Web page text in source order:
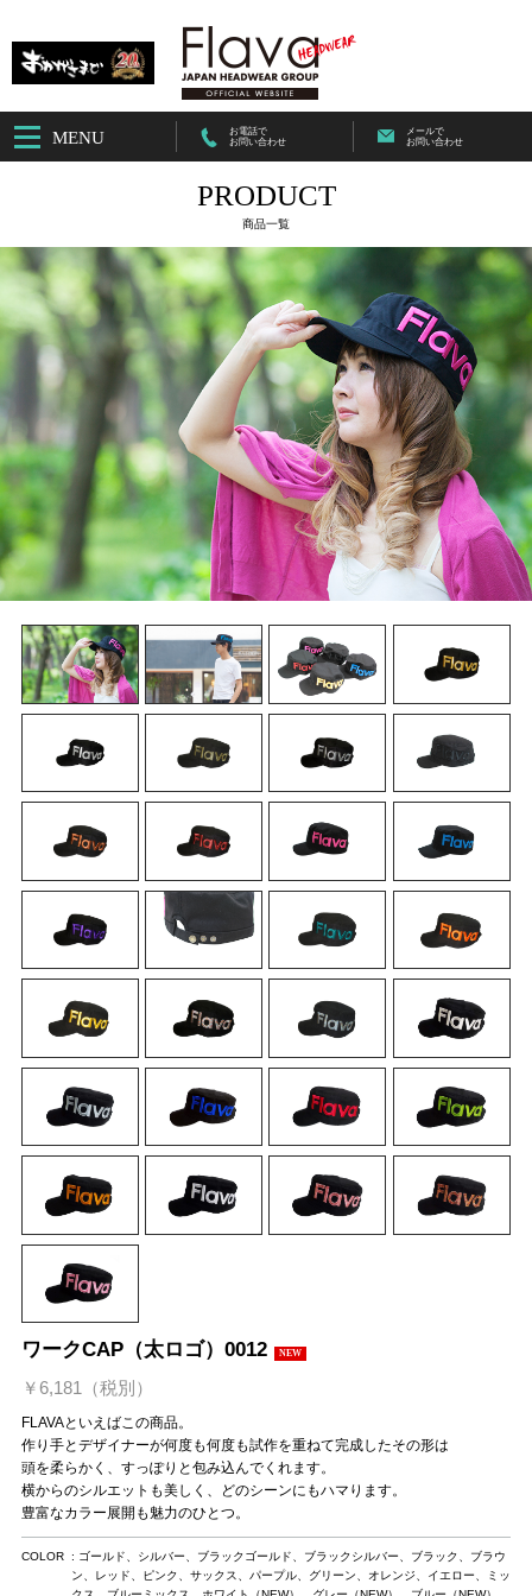
MENU
お電話で
お問い合わせ
メールで
お問い合わせ
PRODUCT
商品一覧
ワークCAP（太ロゴ）0012 NEW
￥6,181（税別）
FLAVAといえばこの商品。
作り手とデザイナーが何度も何度も試作を重ねて完成したその形は
頭を柔らかく、すっぽりと包み込んでくれます。
横からのシルエットも美しく、どのシーンにもハマります。
豊富なカラー展開も魅力のひとつ。
COLOR : ゴールド、シルバー、ブラックゴールド、ブラックシルバー、ブラック、ブラウ
ン、レッド、ピンク、サックス、パープル、グリーン、オレンジ、イエロー、ミッ